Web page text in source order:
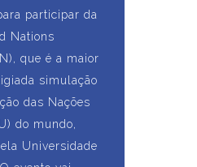
participar da
Nations
que é a maior
simulação
das Nações
do mundo,
Universidade